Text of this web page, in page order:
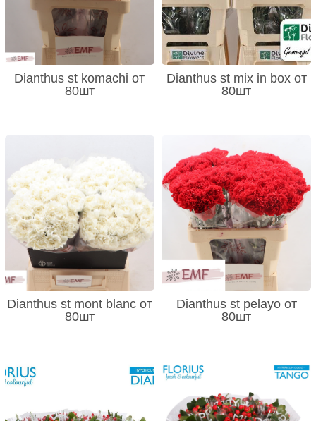
Dianthus st komachi от
80шт
Dianthus st mix in box от
80шт
Dianthus st mont blanc от
80шт
Dianthus st pelayo от
80шт